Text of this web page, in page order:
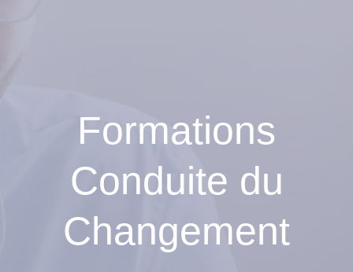
Formations
Conduite du
Changement